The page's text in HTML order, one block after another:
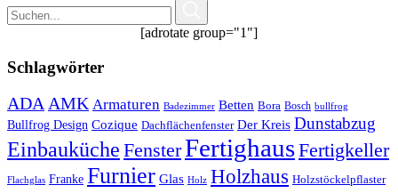
[adrotate group="1"]
Schlagwörter
ADA AMK Armaturen Badezimmer Betten Bora Bosch bullfrog
Bullfrog Design Cozique Dachflächenfenster Der Kreis Dunstabzug
Einbauküche FensterFertighausFertigkeller
Flachglas Franke Furnier Glas Holz Holzhaus Holzstöckelpflaster